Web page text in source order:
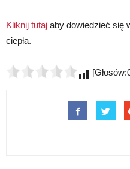
Kliknij tutaj aby dowiedzieć się
ciepła.